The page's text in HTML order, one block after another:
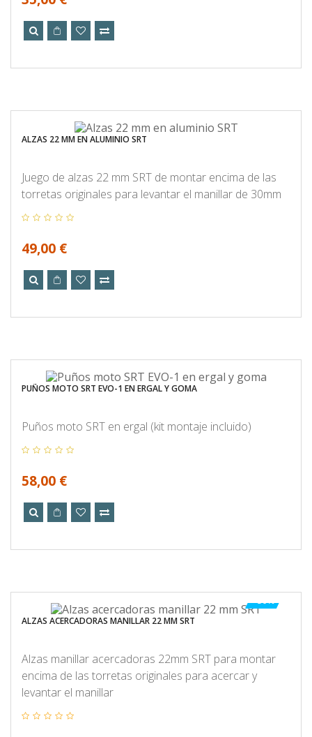
ALZAS 22 MM EN ALUMINIO SRT
Juego de alzas 22 mm SRT de montar encima de las
torretas originales para levantar el manillar de 30mm
49,00 €
PUÑOS MOTO SRT EVO-1 EN ERGAL Y GOMA
Puños moto SRT en ergal (kit montaje incluido)
58,00 €
-50%
ALZAS ACERCADORAS MANILLAR 22 MM SRT
Alzas manillar acercadoras 22mm SRT para montar
encima de las torretas originales para acercar y
levantar el manillar